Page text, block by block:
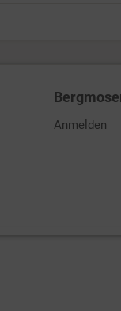
Anmelden